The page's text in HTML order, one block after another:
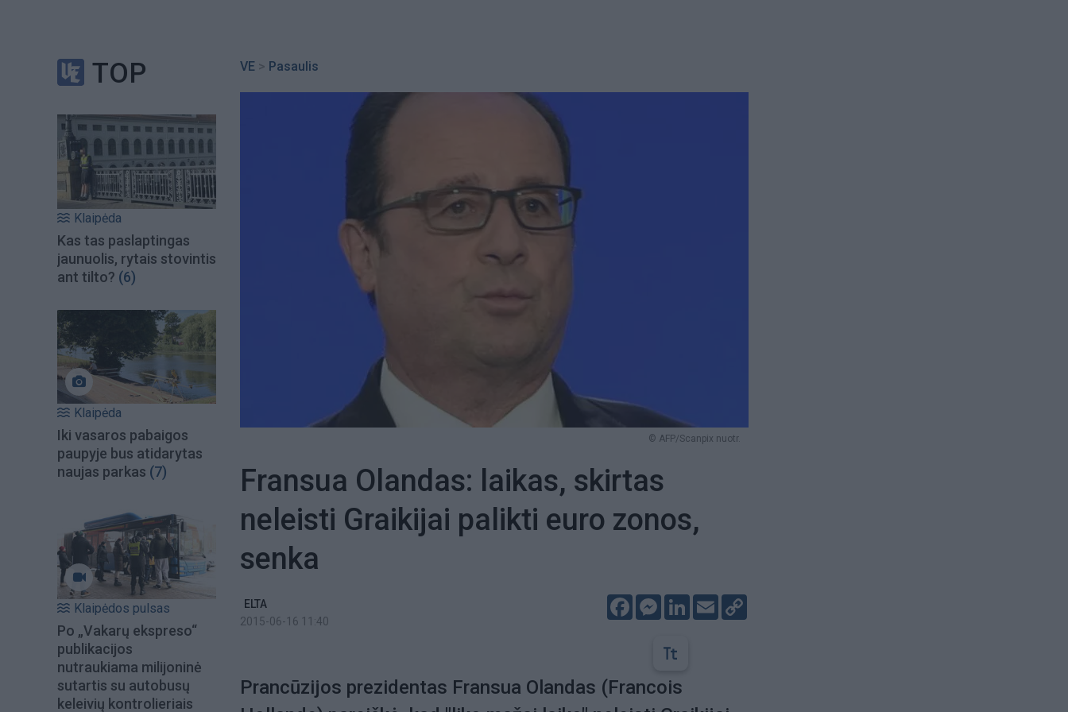
TOP
Klaipėda
Kas tas paslaptingas
jaunuolis, rytais stovintis
ant tilto? (6)
Klaipėda
Iki vasaros pabaigos
paupyje bus atidarytas
naujas parkas (7)
Klaipėdos pulsas
Po „Vakarų ekspreso“
publikacijos
nutraukiama milijoninė
sutartis su autobusų
keleivių kontrolieriais
VE > Pasaulis
© AFP/Scanpix nuotr.
Fransua Olandas: laikas, skirtas
neleisti Graikijai palikti euro zonos,
senka
ELTA
2015-06-16 11:40
FacebookMessenger
LinkedIn
Email
Prancūzijos prezidentas Fransua Olandas (Francois